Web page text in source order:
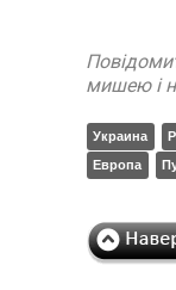
мишею і
Украина
Европа